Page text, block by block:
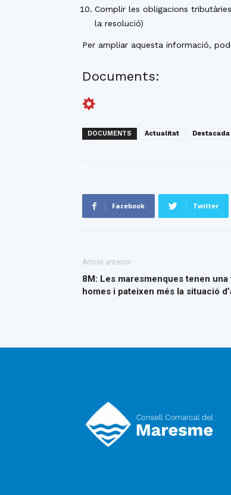
Complir les obligacions
la resolució)
Per ampliar aquesta informació,
Documents:
DOCUMENTS Actualitat Destacada
Facebook Twitter
Article anterior
8M: Les maresmenques tenen
homes i pateixen més la situació